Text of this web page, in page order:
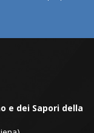
e dei Sapori della